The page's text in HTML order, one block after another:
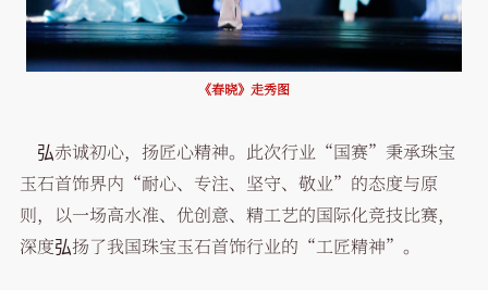
《春晓》走秀图
弘赤诚初心，扬匠心精神。此次行业“国赛”秉承珠宝
玉石首饰界内“耐心、专注、坚守、敬业”的态度与原
则，以一场高水准、优创意、精工艺的国际化竞技比赛，
深度弘扬了我国珠宝玉石首饰行业的“工匠精神”。